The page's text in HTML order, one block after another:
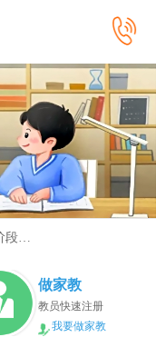
省教育厅最新发文！事关2026年普通高校综合评价招生改革
做家教
教员快速注册
我要做家教